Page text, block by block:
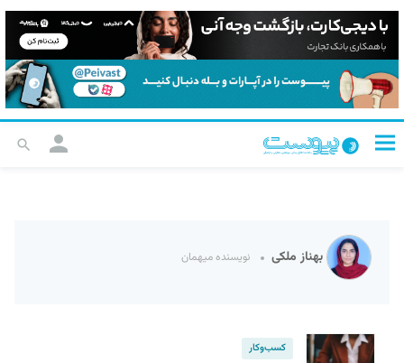
بهناز ملکی نویسنده میهمان
کسب‌و‌کار